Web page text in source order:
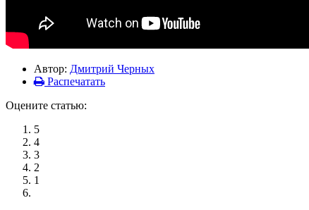
Автор: Дмитрий Черных
Распечатать
Оцените статью:
5
4
3
2
1